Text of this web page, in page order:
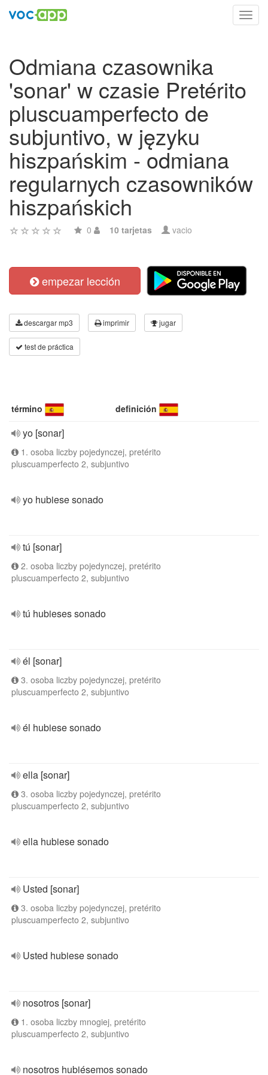
Odmiana czasownika
'sonar' w czasie Pretérito
pluscuamperfecto de
subjuntivo, w języku
hiszpańskim - odmiana
regularnych czasowników
hiszpańskich
0 10 tarjetas vacio
empezar lección
descargar mp3 imprimir jugar
test de práctica
término definición
yo [sonar]
1. osoba liczby pojedynczej, pretérito
pluscuamperfecto 2, subjuntivo
yo hubiese sonado
tú [sonar]
2. osoba liczby pojedynczej, pretérito
pluscuamperfecto 2, subjuntivo
tú hubieses sonado
él [sonar]
3. osoba liczby pojedynczej, pretérito
pluscuamperfecto 2, subjuntivo
él hubiese sonado
ella [sonar]
3. osoba liczby pojedynczej, pretérito
pluscuamperfecto 2, subjuntivo
ella hubiese sonado
Usted [sonar]
3. osoba liczby pojedynczej, pretérito
pluscuamperfecto 2, subjuntivo
Usted hubiese sonado
nosotros [sonar]
1. osoba liczby mnogiej, pretérito
pluscuamperfecto 2, subjuntivo
nosotros hubiésemos sonado